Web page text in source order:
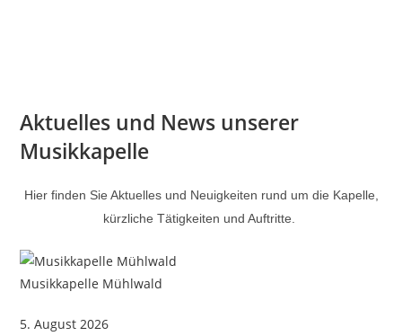
springen
Aktuelles und News unserer
Musikkapelle
Hier finden Sie Aktuelles und Neuigkeiten rund um die Kapelle,
kürzliche Tätigkeiten und Auftritte.
Musikkapelle Mühlwald
5. August 2026